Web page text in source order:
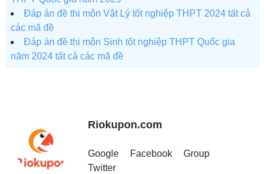
Đáp án đề thi môn Vật Lý tốt nghiệp THPT 2024 tất cả
các mã đề
Đáp án đề thi môn Sinh tốt nghiệp THPT Quốc gia
năm 2024 tất cả các mã đề
Riokupon.com
Google Facebook
Group
Twitter